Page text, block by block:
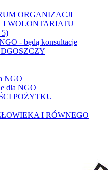
ORGANIZACJI
I WOLONTARIATU
- będą konsultacje
NGO
dla NGO
POŻYTKU
I RÓWNEGO